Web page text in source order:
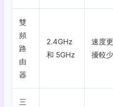
雙
頻
路
由
器
2.4GHz
和 5GHz
速度
擾較少
三